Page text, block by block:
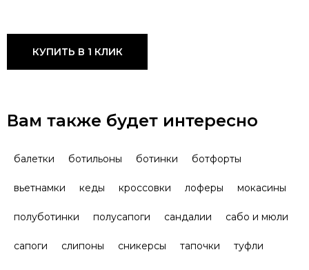
КУПИТЬ В 1 КЛИК
Вам также будет интересно
балетки ботильоны ботинки ботфорты
вьетнамки кеды кроссовки лоферы мокасины
полуботинки полусапоги сандалии сабо и мюли
сапоги слипоны сникерсы тапочки туфли